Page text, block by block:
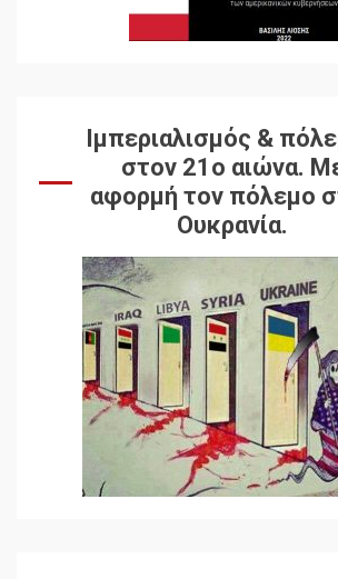
Ιμπεριαλισμός &
στον 21ο αιώνα.
αφορμή τον πόλεμο
Ουκρανία.